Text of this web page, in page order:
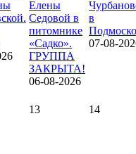
Елены
Седовой в
питомнике
«Садко».
ГРУППА
ЗАКРЫТА!
06-08-2026
в
07-08-
13 14